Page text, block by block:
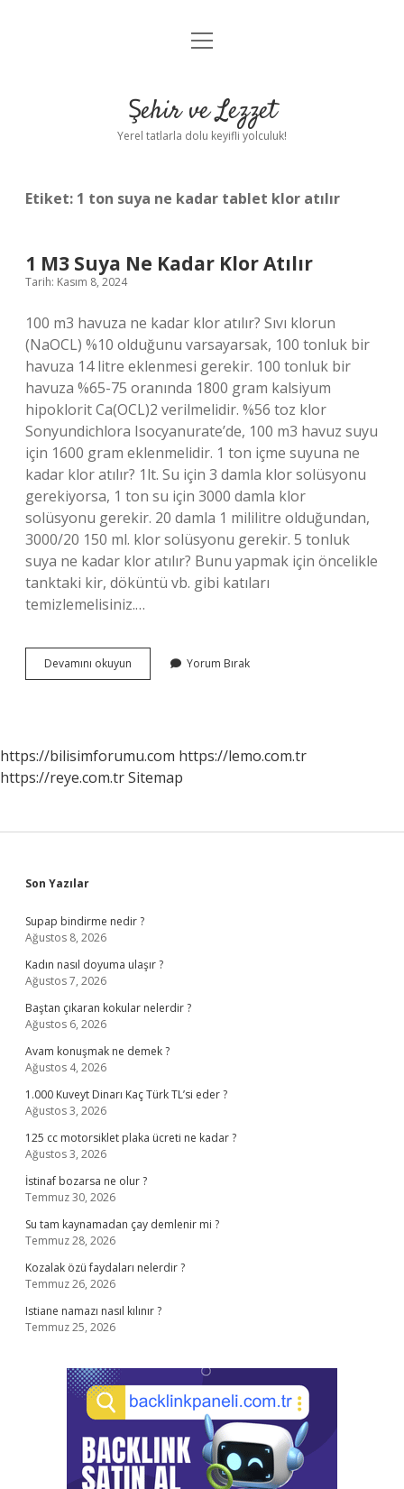
Anasayfa
Yasal Uyarı
menüyü
Şehir ve Lezzet
Yerel tatlarla dolu keyifli yolculuk!
Etiket: 1 ton suya ne kadar tablet klor atılır
1 M3 Suya Ne Kadar Klor Atılır
Tarih: Kasım 8, 2024
100 m3 havuza ne kadar klor atılır? Sıvı klorun
(NaOCL) %10 olduğunu varsayarsak, 100 tonluk bir
havuza 14 litre eklenmesi gerekir. 100 tonluk bir
havuza %65-75 oranında 1800 gram kalsiyum
hipoklorit Ca(OCL)2 verilmelidir. %56 toz klor
Sonyundichlora Isocyanurate’de, 100 m3 havuz suyu
için 1600 gram eklenmelidir. 1 ton içme suyuna ne
kadar klor atılır? 1lt. Su için 3 damla klor solüsyonu
gerekiyorsa, 1 ton su için 3000 damla klor
solüsyonu gerekir. 20 damla 1 mililitre olduğundan,
3000/20 150 ml. klor solüsyonu gerekir. 5 tonluk
suya ne kadar klor atılır? Bunu yapmak için öncelikle
tanktaki kir, döküntü vb. gibi katıları
temizlemelisiniz.…
Devamını okuyun
M3
Atılır
Yorum Bırak
https://bilisimforumu.com https://lemo.com.tr
https://reye.com.trSitemap
Sidebar
Son Yazılar
Supap bindirme nedir ?
Ağustos 8, 2026
Kadın nasıl doyuma ulaşır ?
Ağustos 7, 2026
Baştan çıkaran kokular nelerdir ?
Ağustos 6, 2026
Avam konuşmak ne demek ?
Ağustos 4, 2026
1.000 Kuveyt Dinarı Kaç Türk TL’si eder ?
Ağustos 3, 2026
125 cc motorsiklet plaka ücreti ne kadar ?
Ağustos 3, 2026
İstinaf bozarsa ne olur ?
Temmuz 30, 2026
Su tam kaynamadan çay demlenir mi ?
Temmuz 28, 2026
Kozalak özü faydaları nelerdir ?
Temmuz 26, 2026
Istiane namazı nasıl kılınır ?
Temmuz 25, 2026